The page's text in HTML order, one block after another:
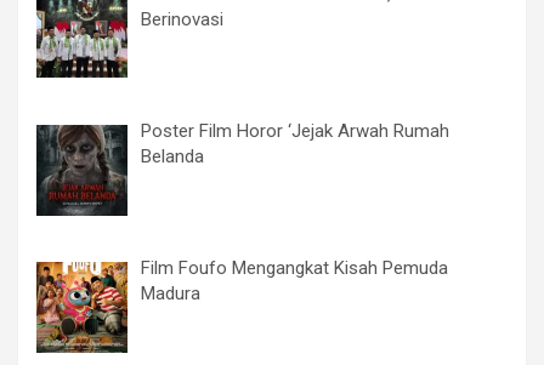
Berinovasi
Poster Film Horor ‘Jejak Arwah Rumah
Belanda
Film Foufo Mengangkat Kisah Pemuda
Madura